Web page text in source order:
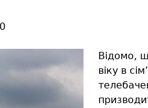
Відомо,
віку в